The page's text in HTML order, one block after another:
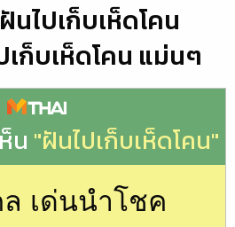
นไปเก็บเห็ดโคน
ก็บเห็ดโคน แม่นๆ
น "ฝันไปเก็บเห็ดโคน"
เด่นนำโชค